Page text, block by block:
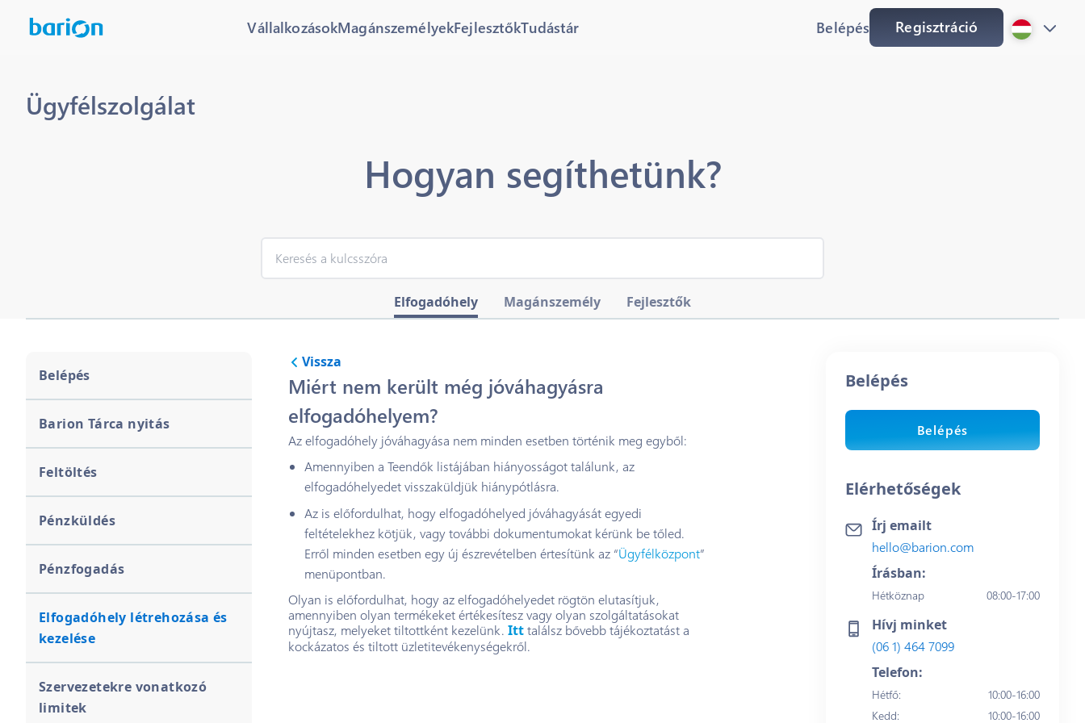
VállalkozásokMagánszemélyekFejlesztőkTudástár Belépés Regisztráció
Ügyfélszolgálat
Hogyan segíthetünk?
Elfogadóhely Magánszemély Fejlesztők
Belépés
Barion Tárca nyitás
Feltöltés
Pénzküldés
Pénzfogadás
Elfogadóhely létrehozása és
kezelése
Szervezetekre vonatkozó
limitek
Vissza
Miért nem került még jóváhagyásra
elfogadóhelyem?
Az elfogadóhely jóváhagyása nem minden esetben történik meg egyből:
Amennyiben a Teendők listájában hiányosságot találunk, az
elfogadóhelyedet visszaküldjük hiánypótlásra.
Az is előfordulhat, hogy elfogadóhelyed jóváhagyását egyedi
feltételekhez kötjük, vagy további dokumentumokat kérünk be tőled.
Erről minden esetben egy új észrevételben értesítünk az “Ügyfélközpont”
menüpontban.
Olyan is előfordulhat, hogy az elfogadóhelyedet rögtön elutasítjuk,
amennyiben olyan termékeket értékesítesz vagy olyan szolgáltatásokat
nyújtasz, melyeket tiltottként kezelünk. Itttalálsz bővebb tájékoztatást a
kockázatos és tiltott üzletitevékenységekről.
Belépés
Belépés
Elérhetőségek
Írj emailt
hello@barion.com
Írásban:
Hétköznap 08:00-17:00
Hívj minket
(06 1) 464 7099
Telefon:
Hétfő:
10:00-16:00
Kedd:
10:00-16:00